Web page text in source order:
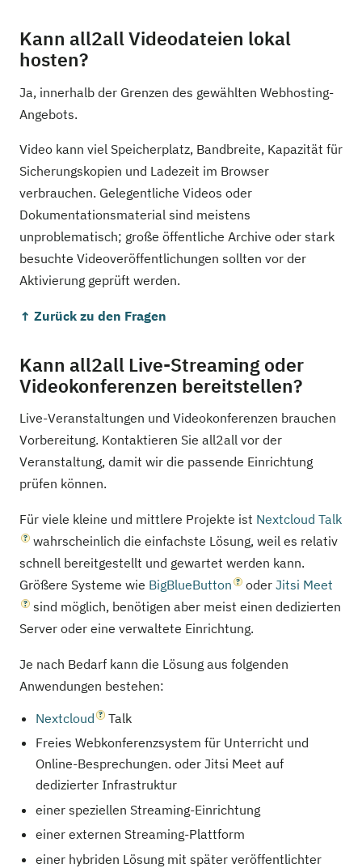
Kann all2all Videodateien lokal
hosten?
Ja, innerhalb der Grenzen des gewählten Webhosting-
Angebots.
Video kann viel Speicherplatz, Bandbreite, Kapazität für
Sicherungskopien und Ladezeit im Browser
verbrauchen. Gelegentliche Videos oder
Dokumentationsmaterial sind meistens
unproblematisch; große öffentliche Archive oder stark
besuchte Videoveröffentlichungen sollten vor der
Aktivierung geprüft werden.
↑ Zurück zu den Fragen
Kann all2all Live-Streaming oder
Videokonferenzen bereitstellen?
Live-Veranstaltungen und Videokonferenzen brauchen
Vorbereitung. Kontaktieren Sie all2all vor der
Veranstaltung, damit wir die passende Einrichtung
prüfen können.
Für viele kleine und mittlere Projekte ist Nextcloud Talk
wahrscheinlich die einfachste Lösung, weil es relativ
schnell bereitgestellt und gewartet werden kann.
Größere Systeme wie BigBlueButton oderJitsi Meet
sind möglich, benötigen aber meist einen dedizierten
Server oder eine verwaltete Einrichtung.
Je nach Bedarf kann die Lösung aus folgenden
Anwendungen bestehen:
Nextcloud
Talk
Freies Webkonferenzsystem für Unterricht und
Online-Besprechungen. oder Jitsi Meet auf
dedizierter Infrastruktur
einer speziellen Streaming-Einrichtung
einer externen Streaming-Plattform
einer hybriden Lösung mit später veröffentlichter